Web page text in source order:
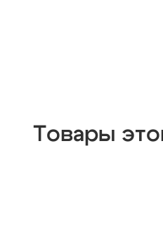
Товары